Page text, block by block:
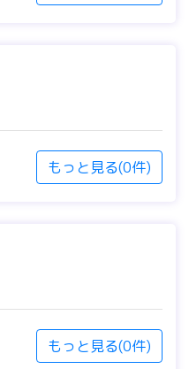
もっと見る(0件)
もっと見る(0件)